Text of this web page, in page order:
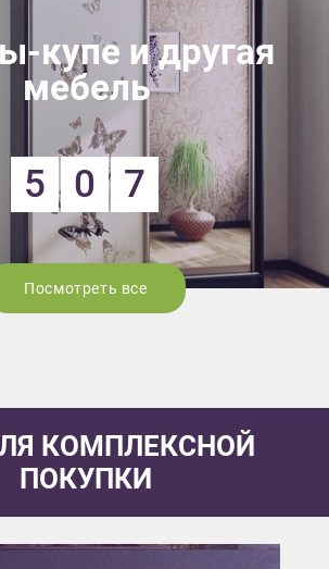
купе и другая
мебель
5 0 7
Посмотреть все
КОМПЛЕКСНОЙ
ПОКУПКИ